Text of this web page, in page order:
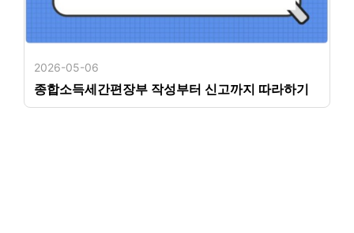
2026-05-06
종합소득세간편장부 작성부터 신고까지 따라하기